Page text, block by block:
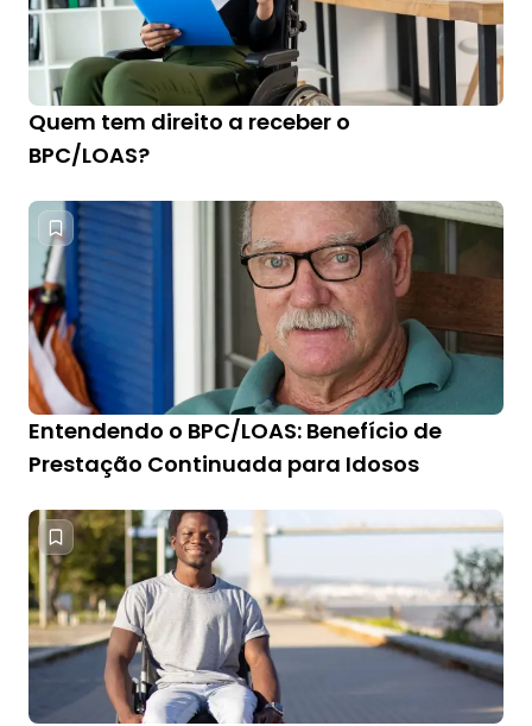
Quem tem direito a receber o
BPC/LOAS?
Entendendo o BPC/LOAS: Benefício de
Prestação Continuada para Idosos